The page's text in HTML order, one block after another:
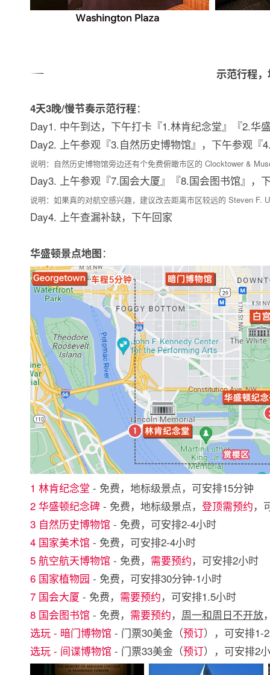
示范行程
4天3晚/慢节奏示范行程：
Day1. 中午到达，下午打卡『1.林肯纪念堂』『2.华
Day2. 上午参观『3.自然历史博物馆』，下午参观『
说明：自然历史博物馆旁边还有个免费俯瞰市区的 Clocktower &
Day3. 上午参观『7.国会大厦』『8.国会图书馆』，
说明：如果真的对航空感兴趣，建议改去距离市区较远的 Steven F.
Day4. 上午查漏补缺，下午回家
华盛顿景点地图：
1 林肯纪念堂 - 免费，地标级景点，可安排15分钟
2 华盛顿纪念碑 - 免费，地标级景点， 登顶需预约，
3 自然历史博物馆 - 免费，可安排2-4小时
4 国家美术馆 - 免费，可安排2-4小时
5 航空航天博物馆 - 免费， 需要预约，可安排2小时
6 国家植物园 - 免费，可安排30分钟-1小时
7 国会大厦 - 免费， 需要预约，可安排1.5小时
8 国会图书馆 - 免费， 需要预约， 周一和周日不开放
选玩 - 暗门博物馆 - 门票30美金（预订），可安排1-
选玩 - 间谍博物馆 - 门票33美金（预订），可安排2